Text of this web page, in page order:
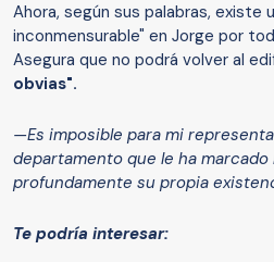
Ahora, según sus palabras, existe
inconmensurable" en Jorge por
Asegura que no podrá volver al
obvias".
—Es imposible para mi
departamento que le ha marcado
profundamente su propia
Te podría interesar: